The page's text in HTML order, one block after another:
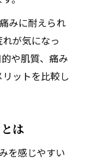
みに耐えられ
が気になっ
や肌質、痛み
ットを比較し
は
を感じやすい